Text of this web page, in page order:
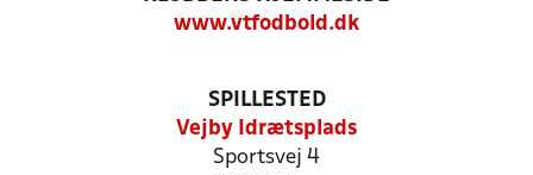
www.vtfodbold.dk
SPILLESTED
Vejby Idrætsplads
Sportsvej 4